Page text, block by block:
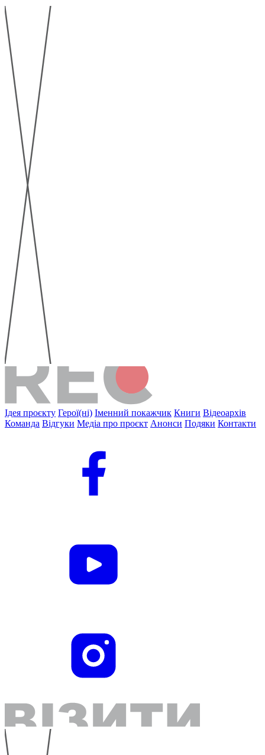
Ідея проєкту Герої(ні) Іменний покажчик Книги Відеоархів
Команда Відгуки Медіа про проєкт Анонси Подяки Контакти